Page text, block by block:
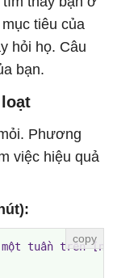
tiêu của
hỏi họ. Câu
bạn.
Phương
việc hiệu quả
tuần trên